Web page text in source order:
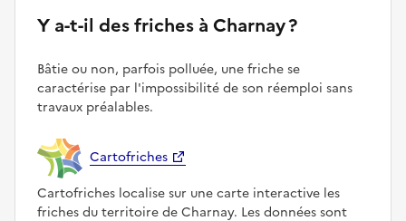
Y a-t-il des friches à Charnay ?
Bâtie ou non, parfois polluée, une friche se
caractérise par l'impossibilité de son réemploi sans
travaux préalables.
Cartofriches
Cartofriches localise sur une carte interactive les
friches du territoire de Charnay. Les données sont